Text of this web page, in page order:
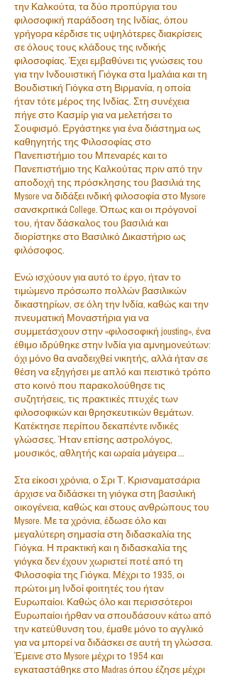
την Καλκούτα, τα δύο προπύργια του
φιλοσοφική παράδοση της Ινδίας, όπου
γρήγορα κέρδισε τις υψηλότερες διακρίσεις
σε όλους τους κλάδους της ινδικής
φιλοσοφίας. Έχει εμβαθύνει τις γνώσεις του
για την Ινδουιστική Γιόγκα στα Ιμαλάια και τη
Βουδιστική Γιόγκα στη Βιρμανία, η οποία
ήταν τότε μέρος της Ινδίας. Στη συνέχεια
πήγε στο Κασμίρ για να μελετήσει το
Σουφισμό. Εργάστηκε για ένα διάστημα ως
καθηγητής της Φιλοσοφίας στο
Πανεπιστήμιο του Μπεναρές και το
Πανεπιστήμιο της Καλκούτας πριν από την
αποδοχή της πρόσκλησης του βασιλιά της
Mysore να διδάξει ινδική φιλοσοφία στο Mysore
σανσκριτικά College. Όπως και οι πρόγονοί
του, ήταν δάσκαλος του βασιλιά και
διορίστηκε στο Βασιλικό Δικαστήριο ως
φιλόσοφος.
Ενώ ισχύουν για αυτό το έργο, ήταν το
τιμώμενο πρόσωπο πολλών βασιλικών
δικαστηρίων, σε όλη την Ινδία, καθώς και την
πνευματική Μοναστήρια για να
συμμετάσχουν στην «φιλοσοφική jousting», ένα
έθιμο ιδρύθηκε στην Ινδία για αμνημονεύτων:
όχι μόνο θα αναδειχθεί νικητής, αλλά ήταν σε
θέση να εξηγήσει με απλό και πειστικό τρόπο
στο κοινό που παρακολούθησε τις
συζητήσεις, τις πρακτικές πτυχές των
φιλοσοφικών και θρησκευτικών θεμάτων.
Κατέκτησε περίπου δεκαπέντε ινδικές
γλώσσες. Ήταν επίσης αστρολόγος,
μουσικός, αθλητής και ωραία μάγειρα ...
Στα είκοσι χρόνια, ο Σρι Τ. Κρισναματσάρια
άρχισε να διδάσκει τη γιόγκα στη βασιλική
οικογένεια, καθώς και στους ανθρώπους του
Mysore. Με τα χρόνια, έδωσε όλο και
μεγαλύτερη σημασία στη διδασκαλία της
Γιόγκα. Η πρακτική και η διδασκαλία της
γιόγκα δεν έχουν χωριστεί ποτέ από τη
Φιλοσοφία της Γιόγκα. Μέχρι το 1935, οι
πρώτοι μη Ινδοί φοιτητές του ήταν
Ευρωπαίοι. Καθώς όλο και περισσότεροι
Ευρωπαίοι ήρθαν να σπουδάσουν κάτω από
την κατεύθυνση του, έμαθε μόνο το αγγλικό
για να μπορεί να διδάσκει σε αυτή τη γλώσσα.
Έμεινε στο Mysore μέχρι το 1954 και
εγκαταστάθηκε στο Madras όπου έζησε μέχρι